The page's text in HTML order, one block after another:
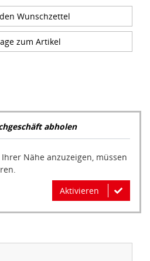
Wunschzettel
zum Artikel
abholen
Nähe anzuzeigen, müssen
Aktivieren